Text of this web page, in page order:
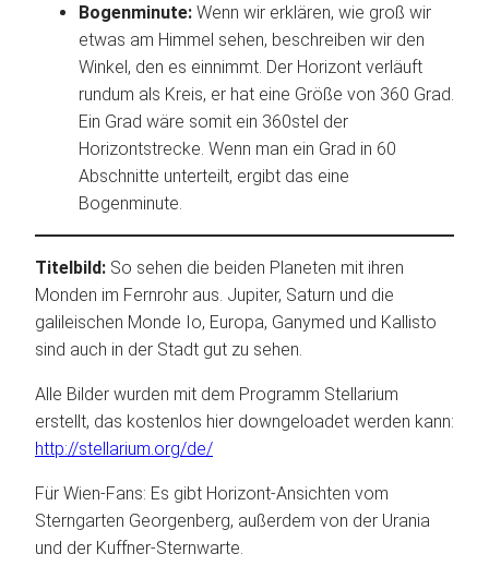
Bogenminute: Wenn wir erklären, wie groß wir
etwas am Himmel sehen, beschreiben wir den
Winkel, den es einnimmt. Der Horizont verläuft
rundum als Kreis, er hat eine Größe von 360 Grad.
Ein Grad wäre somit ein 360stel der
Horizontstrecke. Wenn man ein Grad in 60
Abschnitte unterteilt, ergibt das eine
Bogenminute.
Titelbild: So sehen die beiden Planeten mit ihren
Monden im Fernrohr aus. Jupiter, Saturn und die
galileischen Monde Io, Europa, Ganymed und Kallisto
sind auch in der Stadt gut zu sehen.
Alle Bilder wurden mit dem Programm Stellarium
erstellt, das kostenlos hier downgeloadet werden kann:
http://stellarium.org/de/
Für Wien-Fans: Es gibt Horizont-Ansichten vom
Sterngarten Georgenberg, außerdem von der Urania
und der Kuffner-Sternwarte.